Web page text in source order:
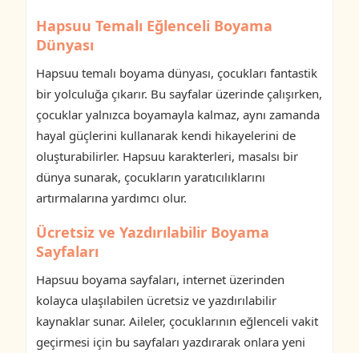
Hapsuu Temalı Eğlenceli Boyama
Dünyası
Hapsuu temalı boyama dünyası, çocukları fantastik
bir yolculuğa çıkarır. Bu sayfalar üzerinde çalışırken,
çocuklar yalnızca boyamayla kalmaz, aynı zamanda
hayal güçlerini kullanarak kendi hikayelerini de
oluşturabilirler. Hapsuu karakterleri, masalsı bir
dünya sunarak, çocukların yaratıcılıklarını
artırmalarına yardımcı olur.
Ücretsiz ve Yazdırılabilir Boyama
Sayfaları
Hapsuu boyama sayfaları, internet üzerinden
kolayca ulaşılabilen ücretsiz ve yazdırılabilir
kaynaklar sunar. Aileler, çocuklarının eğlenceli vakit
geçirmesi için bu sayfaları yazdırarak onlara yeni